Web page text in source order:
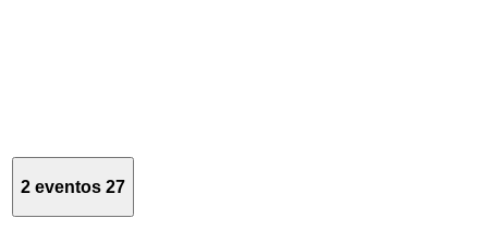
2 eventos 27